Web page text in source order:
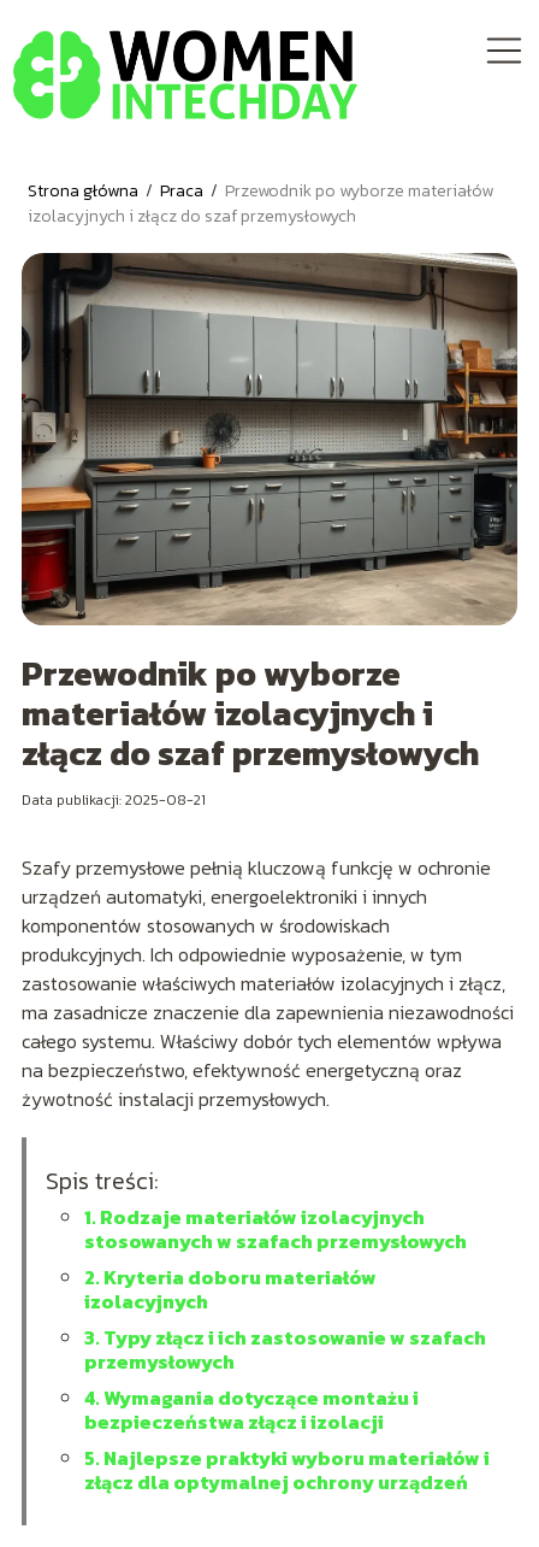
Strona główna / Praca / Przewodnik po wyborze materiałów
izolacyjnych i złącz do szaf przemysłowych
Przewodnik po wyborze
materiałów izolacyjnych i
złącz do szaf przemysłowych
Data publikacji: 2025-08-21
Szafy przemysłowe pełnią kluczową funkcję w ochronie
urządzeń automatyki, energoelektroniki i innych
komponentów stosowanych w środowiskach
produkcyjnych. Ich odpowiednie wyposażenie, w tym
zastosowanie właściwych materiałów izolacyjnych i złącz,
ma zasadnicze znaczenie dla zapewnienia niezawodności
całego systemu. Właściwy dobór tych elementów wpływa
na bezpieczeństwo, efektywność energetyczną oraz
żywotność instalacji przemysłowych.
Spis treści:
1. Rodzaje materiałów izolacyjnych
stosowanych w szafach przemysłowych
2. Kryteria doboru materiałów
izolacyjnych
3. Typy złącz i ich zastosowanie w szafach
przemysłowych
4. Wymagania dotyczące montażu i
bezpieczeństwa złącz i izolacji
5. Najlepsze praktyki wyboru materiałów i
złącz dla optymalnej ochrony urządzeń